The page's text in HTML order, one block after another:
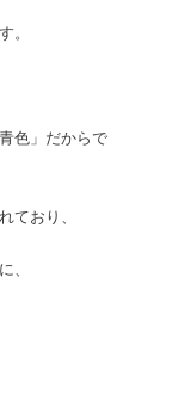
。
色」だからで
ており、
、